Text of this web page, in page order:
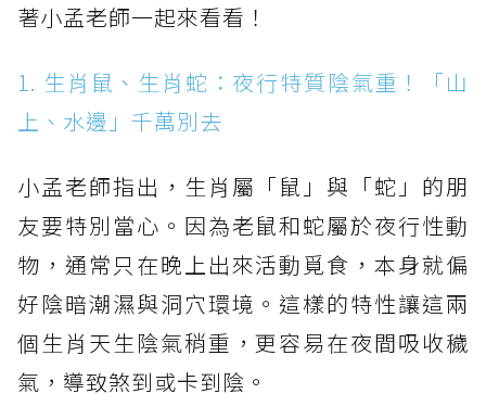
著小孟老師一起來看看！
1. 生肖鼠、生肖蛇：夜行特質陰氣重！「山
上、水邊」千萬別去
小孟老師指出，生肖屬「鼠」與「蛇」的朋
友要特別當心。因為老鼠和蛇屬於夜行性動
物，通常只在晚上出來活動覓食，本身就偏
好陰暗潮濕與洞穴環境。這樣的特性讓這兩
個生肖天生陰氣稍重，更容易在夜間吸收穢
氣，導致煞到或卡到陰。